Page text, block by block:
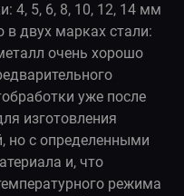
4, 5, 6, 8, 10, 12, 14 мм
в двух марках стали:
очень хорошо
уже после
изготовления
но с определенными
и, что
режима